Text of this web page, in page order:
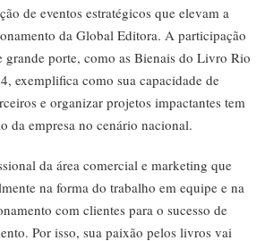
de eventos estratégicos que elevam a
da Global Editora. A participação
grande porte, como as Bienais do Livro Rio
exemplifica como sua capacidade de
e organizar projetos impactantes tem
da empresa no cenário nacional.
da área comercial e marketing que
na forma do trabalho em equipe e na
com clientes para o sucesso de
Por isso, sua paixão pelos livros vai